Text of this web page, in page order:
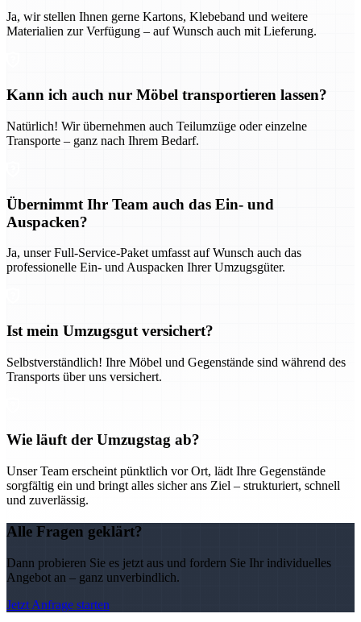
Ja, wir stellen Ihnen gerne Kartons, Klebeband und weitere
Materialien zur Verfügung – auf Wunsch auch mit Lieferung.
Kann ich auch nur Möbel transportieren lassen?
Natürlich! Wir übernehmen auch Teilumzüge oder einzelne
Transporte – ganz nach Ihrem Bedarf.
Übernimmt Ihr Team auch das Ein- und
Auspacken?
Ja, unser Full-Service-Paket umfasst auf Wunsch auch das
professionelle Ein- und Auspacken Ihrer Umzugsgüter.
Ist mein Umzugsgut versichert?
Selbstverständlich! Ihre Möbel und Gegenstände sind während des
Transports über uns versichert.
Wie läuft der Umzugstag ab?
Unser Team erscheint pünktlich vor Ort, lädt Ihre Gegenstände
sorgfältig ein und bringt alles sicher ans Ziel – strukturiert, schnell
und zuverlässig.
Alle Fragen geklärt?
Dann probieren Sie es jetzt aus und fordern Sie Ihr individuelles
Angebot an – ganz unverbindlich.
Jetzt Anfrage starten